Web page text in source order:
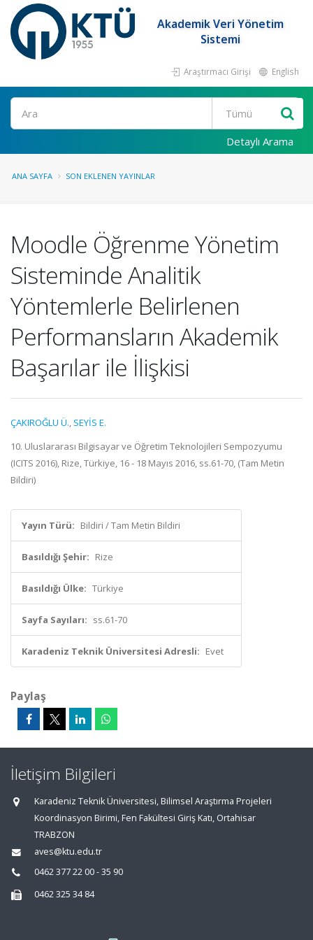
Akademik Veri Yönetim
Sistemi
Araştırmacı Girişi English
Ara
Detaylı Arama
ANA SAYFA SON EKLENEN YAYINLAR
Moodle Öğrenme Yönetim
Sisteminde Analitik
Yöntemlerle Belirlenen
Performansların Akademik
Başarılar ile İlişkisi
ÇAKIROĞLU Ü., SEYİS E.
10. Uluslararası Bilgisayar ve Öğretim Teknolojileri Sempozyumu
(ICITS 2016), Rize, Türkiye, 16 - 18 Mayıs 2016, ss.61-70, (Tam Metin
Bildiri)
Yayın Türü: Bildiri / Tam Metin Bildiri
Basıldığı Şehir: Rize
Basıldığı Ülke: Türkiye
Sayfa Sayıları: ss.61-70
Karadeniz Teknik Üniversitesi Adresli: Evet
Paylaş
İletişim Bilgileri
Karadeniz Teknik Üniversitesi, Bilimsel Araştırma Projeleri
Koordinasyon Birimi, Fen Fakültesi Giriş Katı, Ortahisar
TRABZON
aves@ktu.edu.tr
0462 377 22 00 - 35 90
0462 325 34 84